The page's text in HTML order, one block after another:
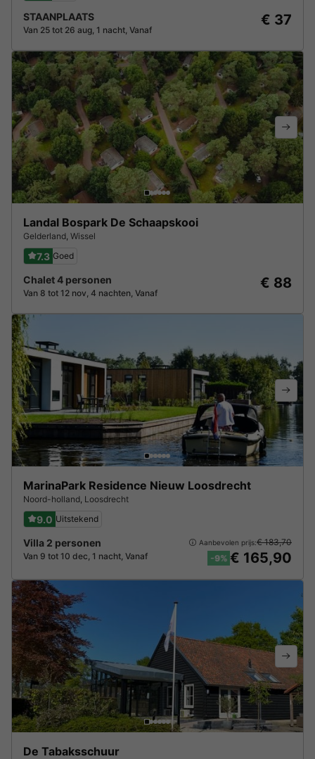
STAANPLAATS
Van 25 tot 26 aug, 1 nacht, Vanaf
€ 37
Landal Bospark De Schaapskooi
Gelderland, Wissel
7.3 Goed
Chalet 4 personen
Van 8 tot 12 nov, 4 nachten, Vanaf
€ 88
MarinaPark Residence Nieuw Loosdrecht
Noord-holland, Loosdrecht
9.0 Uitstekend
Villa 2 personen
Van 9 tot 10 dec, 1 nacht, Vanaf
Aanbevolen prijs:€ 183,70
-9% € 165,90
De Tabaksschuur